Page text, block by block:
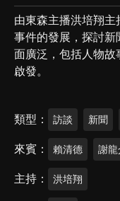
由東森主播洪培翔
事件的發展，探討新
面廣泛，包括人物故
啟發。
類型 訪談 新聞
來賓 賴清德 謝龍
主持 洪培翔